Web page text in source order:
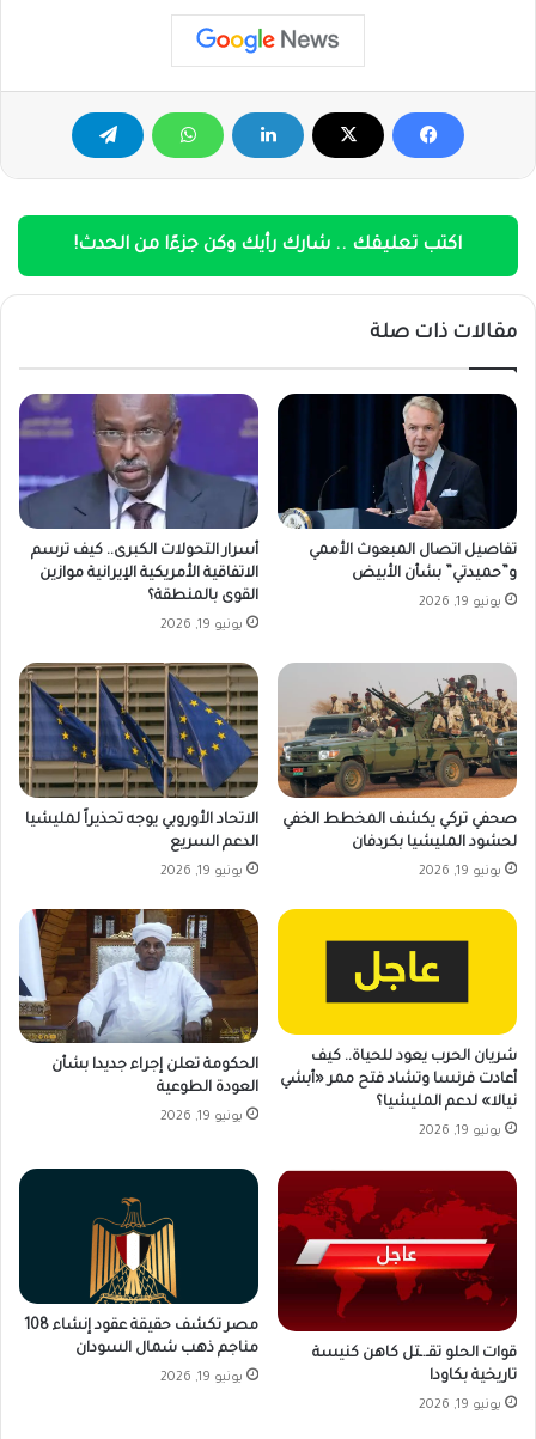
اكتب تعليقك .. شارك رأيك وكن جزءًا من الحدث!
مقالات ذات صلة
تفاصيل اتصال المبعوث الأممي
و”حميدتي” بشأن الأبيض
يونيو 19, 2026
أسرار التحولات الكبرى.. كيف ترسم
الاتفاقية الأمريكية الإيرانية موازين
القوى بالمنطقة؟
يونيو 19, 2026
صحفي تركي يكشف المخطط الخفي
لحشود المليشيا بكردفان
يونيو 19, 2026
الاتحاد الأوروبي يوجه تحذيراً لمليشيا
الدعم السريع
يونيو 19, 2026
شريان الحرب يعود للحياة.. كيف
أعادت فرنسا وتشاد فتح ممر «أبشي
نيالا» لدعم المليشيا؟
يونيو 19, 2026
الحكومة تعلن إجراء جديدا بشأن
العودة الطوعية
يونيو 19, 2026
قوات الحلو تقـ.ـتل كاهن كنيسة
تاريخية بكاودا
يونيو 19, 2026
مصر تكشف حقيقة عقود إنشاء 108
مناجم ذهب شمال السودان
يونيو 19, 2026